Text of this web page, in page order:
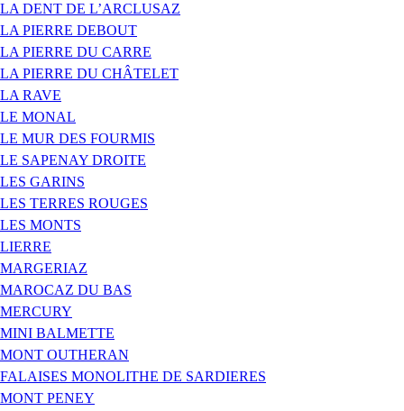
LA DENT DE L’ARCLUSAZ
LA PIERRE DEBOUT
LA PIERRE DU CARRE
LA PIERRE DU CHÂTELET
LA RAVE
LE MONAL
LE MUR DES FOURMIS
LE SAPENAY DROITE
LES GARINS
LES TERRES ROUGES
LES MONTS
LIERRE
MARGERIAZ
MAROCAZ DU BAS
MERCURY
MINI BALMETTE
MONT OUTHERAN
FALAISES MONOLITHE DE SARDIERES
MONT PENEY